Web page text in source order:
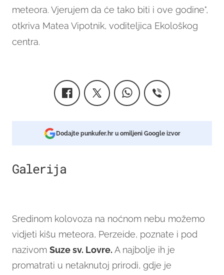
meteora. Vjerujem da će tako biti i ove godine",
otkriva Matea Vipotnik, voditeljica Ekološkog
centra.
Dodajte punkufer.hr u omiljeni Google izvor
Galerija
Sredinom kolovoza na noćnom nebu možemo
vidjeti kišu meteora, Perzeide, poznate i pod
nazivom Suze sv. Lovre. A najbolje ih je
promatrati u netaknutoj prirodi, gdje je